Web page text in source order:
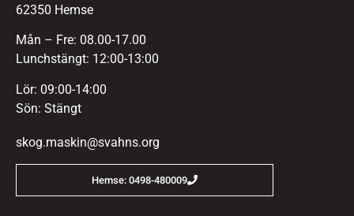
62350 Hemse
Mån – Fre: 08.00-17.00
Lunchstängt: 12:00-13:00
Lör: 09:00-14:00
Sön: Stängt
skog.maskin@svahns.org
Hemse: 0498-480009